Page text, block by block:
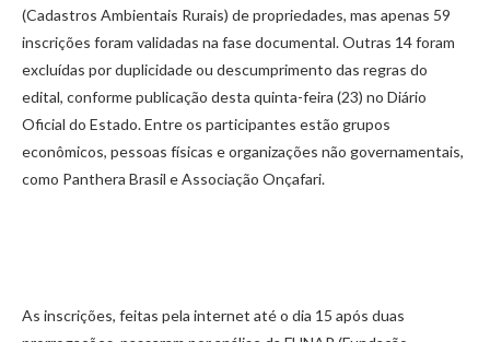
(Cadastros Ambientais Rurais) de propriedades, mas apenas 59
inscrições foram validadas na fase documental. Outras 14 foram
excluídas por duplicidade ou descumprimento das regras do
edital, conforme publicação desta quinta-feira (23) no Diário
Oficial do Estado. Entre os participantes estão grupos
econômicos, pessoas físicas e organizações não governamentais,
como Panthera Brasil e Associação Onçafari.
As inscrições, feitas pela internet até o dia 15 após duas